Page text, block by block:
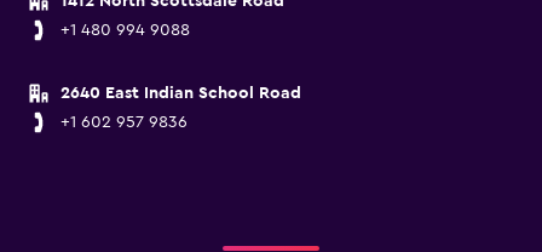
+1 480 994 9088
2640 East Indian School Road
+1 602 957 9836